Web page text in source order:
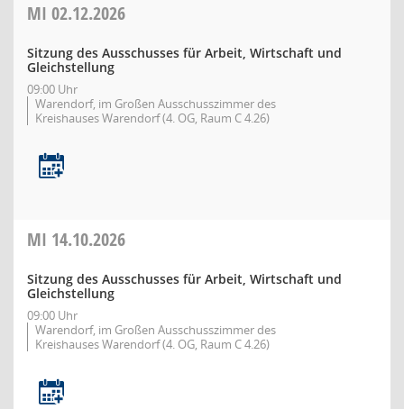
MI 02.12.2026
Sitzung des Ausschusses für Arbeit, Wirtschaft und
Gleichstellung
09:00 Uhr
Warendorf, im Großen Ausschusszimmer des
Kreishauses Warendorf (4. OG, Raum C 4.26)
MI 14.10.2026
Sitzung des Ausschusses für Arbeit, Wirtschaft und
Gleichstellung
09:00 Uhr
Warendorf, im Großen Ausschusszimmer des
Kreishauses Warendorf (4. OG, Raum C 4.26)